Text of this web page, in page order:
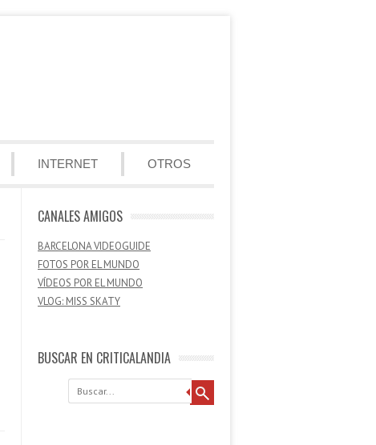
INTERNET OTROS
CANALES AMIGOS
BARCELONA VIDEOGUIDE
FOTOS POR EL MUNDO
VÍDEOS POR EL MUNDO
VLOG: MISS SKATY
BUSCAR EN CRITICALANDIA
Buscar